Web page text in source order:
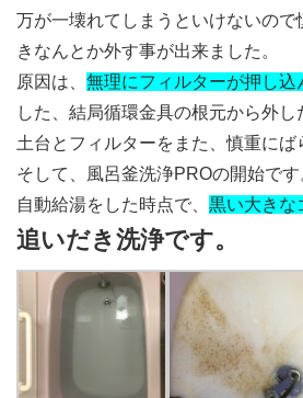
万が一壊れてしまうといけないの
きなんとか外す事が出来ました。
原因は、 無理にフィルターが押し込
した、結局循環金具の根元から外し
土台とフィルターをまた、慎重にば
そして、風呂釜洗浄PROの開始です
自動給湯をした時点で、 黒い大きな
追いだき洗浄です。